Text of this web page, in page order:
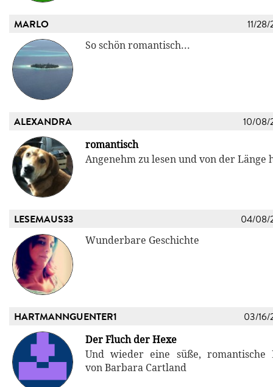
MARLO 11/
So schön romantisch...
ALEXANDRA 10/08/
romantisch
Angenehm zu lesen und von der Länge
LESEMAUS33 04/08/
Wunderbare Geschichte
HARTMANNGUENTER1 03/16/
Der Fluch der Hexe
Und wieder eine süße, romantische
von Barbara Cartland